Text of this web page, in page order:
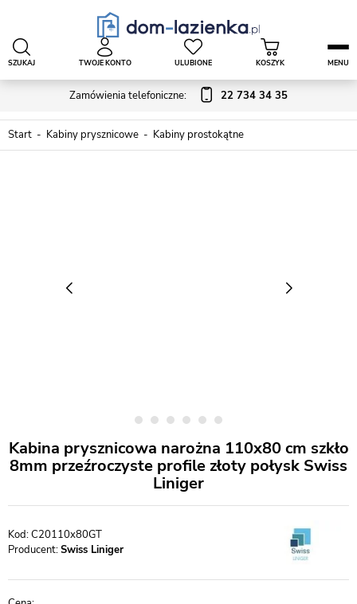
Zamówienia telefoniczne: 22 734 34 35
SZUKAJ TWOJE KONTO ULUBIONE KOSZYK MENU
Start Kabiny prysznicowe Kabiny prostokątne
Kabina prysznicowa narożna 110x80 cm szkło
8mm przeźroczyste profile złoty połysk Swiss
Liniger
C20110x80GT
Producent:Swiss Liniger